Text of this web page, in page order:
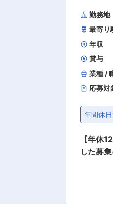
スクで他
事は家
ーキテ
勤務地
最寄り
年収
賞与
業種 /
応募対
年間休
【年休120日
した募集になります。 ■業務詳細： （1） 排水処理運
換、配
確認・